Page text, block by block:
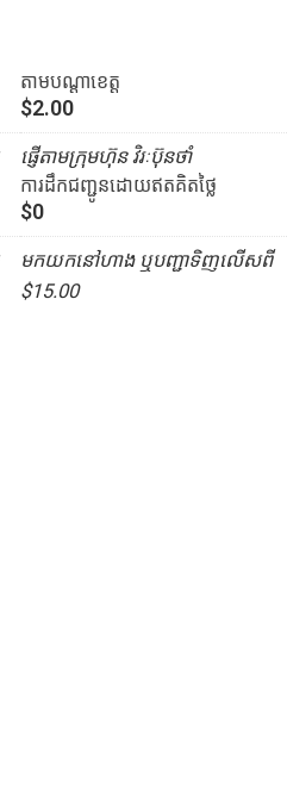
តាមបណ្ដាខេត្ត
$2.00
ផ្ញើតាមក្រុមហ៊ុន វិរៈប៊ុនថាំ
ការដឹកជញ្ជូនដោយឥតគិតថ្លៃ
$0
មកយកនៅហាង ឬបញ្ជាទិញលើសពី
$15.00